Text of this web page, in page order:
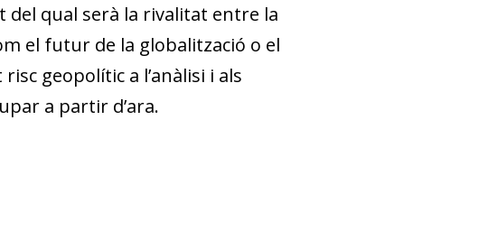
del qual serà la rivalitat entre la
el futur de la globalització o el
geopolític a l’anàlisi i als
a partir d’ara.